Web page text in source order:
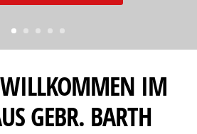
WILLKOMMEN IM
GEBR. BARTH